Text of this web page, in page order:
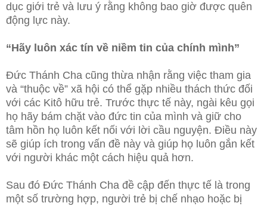
dục giới trẻ và lưu ý rằng không bao giờ được quên
động lực này.
“Hãy luôn xác tín về niềm tin của chính mình”
Đức Thánh Cha cũng thừa nhận rằng việc tham gia
và “thuộc về” xã hội có thể gặp nhiều thách thức đối
với các Kitô hữu trẻ. Trước thực tế này, ngài kêu gọi
họ hãy bám chặt vào đức tin của mình và giữ cho
tâm hồn họ luôn kết nối với lời cầu nguyện. Điều này
sẽ giúp ích trong vấn đề này và giúp họ luôn gắn kết
với người khác một cách hiệu quả hơn.
Sau đó Đức Thánh Cha đề cập đến thực tế là trong
một số trường hợp, người trẻ bị chế nhạo hoặc bị